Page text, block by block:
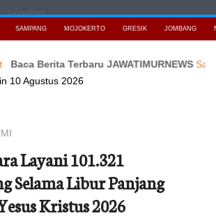
Loading...
SAMPANG MOJOKERTO GRESIK JOMBANG
Terbaru JAWATIMURNEWS Sambut HUT
10 Agustus 2026
Layani 101.321
Selama Libur Panjang
Kristus 2026